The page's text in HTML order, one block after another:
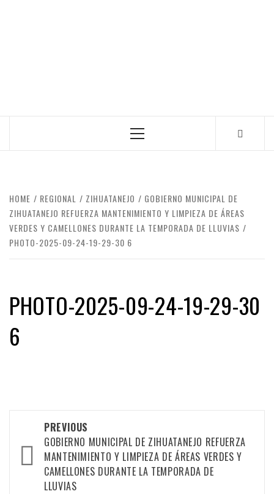
Primary
HOME REGIONAL ZIHUATANEJO
GOBIERNO MUNICIPAL DE
ZIHUATANEJO REFUERZA MANTENIMIENTO Y LIMPIEZA DE ÁREAS
VERDES Y CAMELLONES DURANTE LA TEMPORADA DE LLUVIAS
PHOTO-2025-09-24-19-29-30 6
PHOTO-2025-09-24-19-29-30
6
navigation
PREVIOUS
GOBIERNO MUNICIPAL DE ZIHUATANEJO REFUERZA
MANTENIMIENTO Y LIMPIEZA DE ÁREAS VERDES Y
CAMELLONES DURANTE LA TEMPORADA DE
LLUVIAS